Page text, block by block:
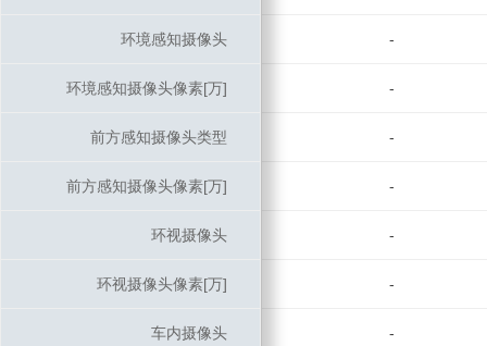
环境感知摄像头 -
环境感知摄像头像素[万] -
前方感知摄像头类型 -
前方感知摄像头像素[万] -
环视摄像头 -
环视摄像头像素[万] -
车内摄像头 -
环境感知摄像头
环境感知摄像头像素[万]
前方感知摄像头类型
前方感知摄像头像素[万]
环视摄像头
环视摄像头像素[万]
车内摄像头